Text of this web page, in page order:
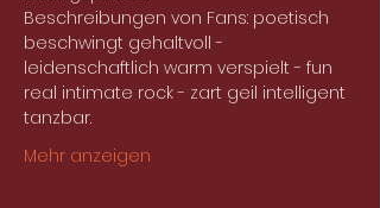
Beschreibungen von Fans: poetisch
beschwingt gehaltvoll -
leidenschaftlich warm verspielt - fun
real intimate rock - zart geil intelligent
tanzbar.
Mehr anzeigen